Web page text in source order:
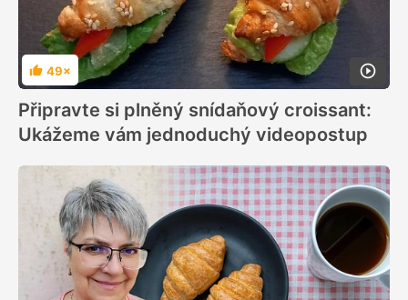
Hodnocení
49×
Připravte si plněný snídaňový croissant:
Ukážeme vám jednoduchý videopostup